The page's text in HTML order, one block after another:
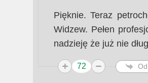
Pięknie. Teraz
Widzew. Pełen
nadzieję że już nie
72